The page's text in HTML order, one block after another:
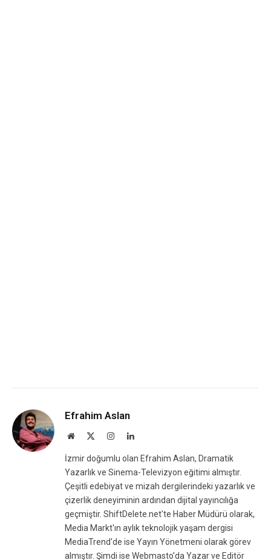
Efrahim Aslan
Website InstagramLinkedIn
İzmir doğumlu olan Efrahim Aslan, Dramatik
Yazarlık ve Sinema-Televizyon eğitimi almıştır.
Çeşitli edebiyat ve mizah dergilerindeki yazarlık ve
çizerlik deneyiminin ardından dijital yayıncılığa
geçmiştir. ShiftDelete.net'te Haber Müdürü olarak,
Media Markt'ın aylık teknolojik yaşam dergisi
MediaTrend'de ise Yayın Yönetmeni olarak görev
almıştır. Şimdi ise Webmasto'da Yazar ve Editör